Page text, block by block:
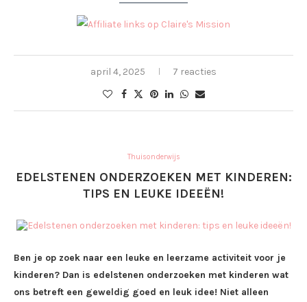
april 4, 2025 7 reacties
Thuisonderwijs
EDELSTENEN ONDERZOEKEN MET KINDEREN:
TIPS EN LEUKE IDEEËN!
Ben je op zoek naar een leuke en leerzame activiteit voor je
kinderen? Dan is edelstenen onderzoeken met kinderen wat
ons betreft een geweldig goed en leuk idee! Niet alleen